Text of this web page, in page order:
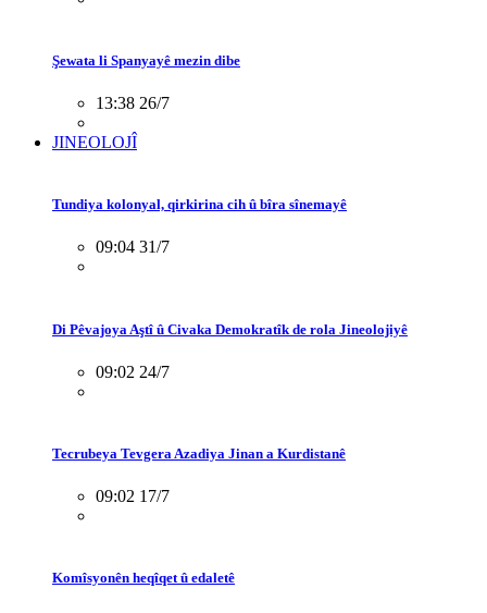
Şewata li Spanyayê mezin dibe
13:38 26/7
JINEOLOJÎ
Tundiya kolonyal, qirkirina cih û bîra sînemayê
09:04 31/7
Di Pêvajoya Aştî û Civaka Demokratîk de rola Jineolojiyê
09:02 24/7
Tecrubeya Tevgera Azadiya Jinan a Kurdistanê
09:02 17/7
Komîsyonên heqîqet û edaletê